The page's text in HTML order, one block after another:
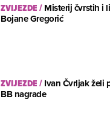
ZVIJEZDE/Misterij čvrstih i
Bojane Gregorić
ZVIJEZDE/Ivan Čvrljak želi
BB nagrade